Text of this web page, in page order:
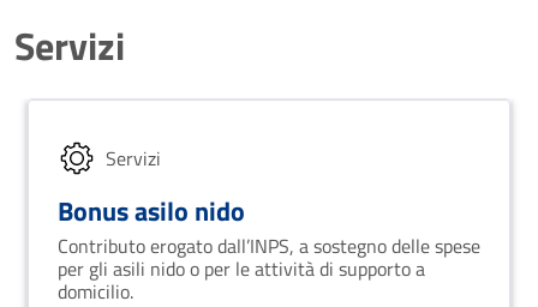
Servizi
Servizi
Bonus asilo nido
Contributo erogato dall’INPS, a sostegno delle spese
per gli asili nido o per le attività di supporto a
domicilio.